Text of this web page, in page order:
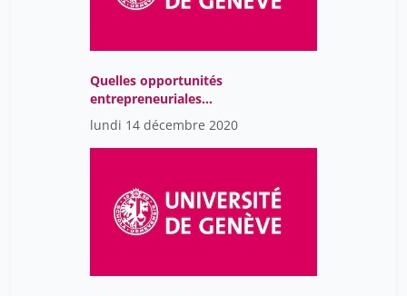
Quelles opportunités
entrepreneuriales
offertes par la
valorisation de la
recherche-
lundi 14 décembre 2020